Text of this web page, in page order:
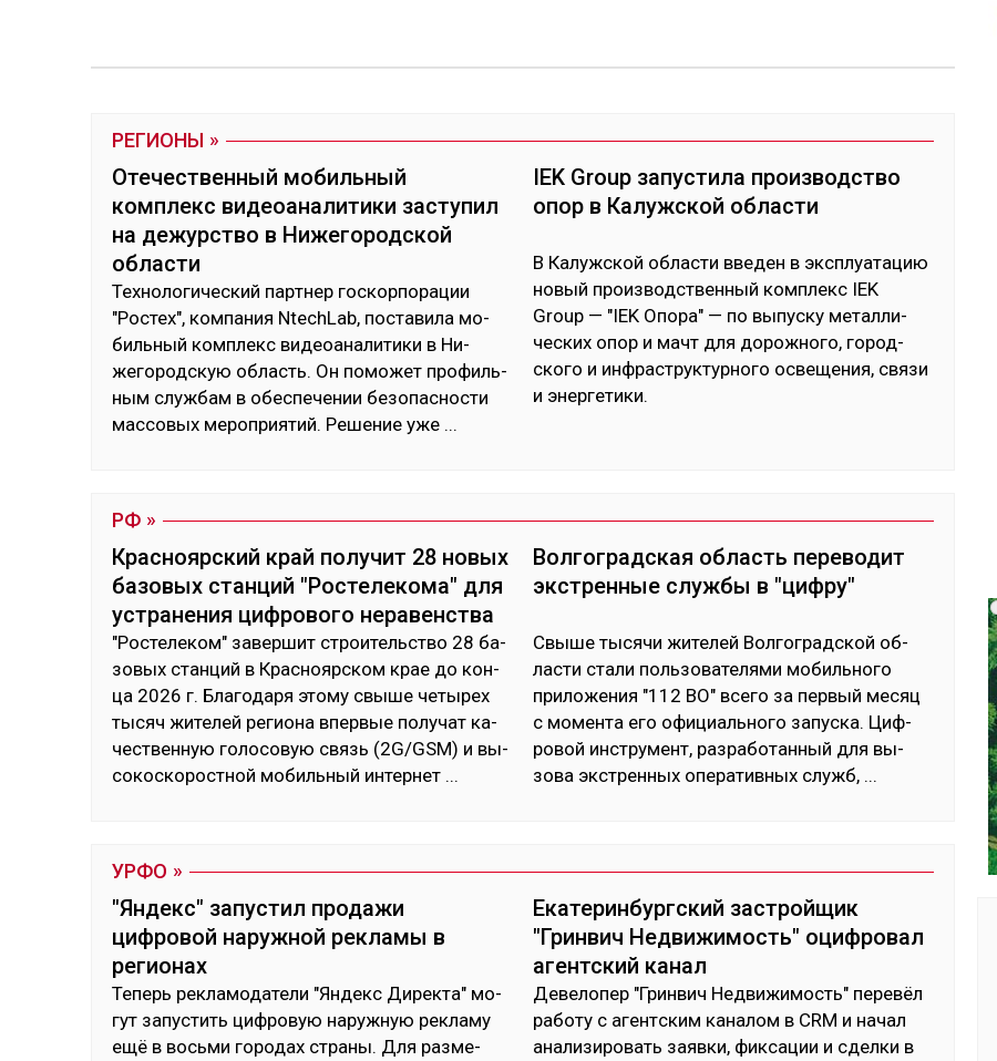
РЕГИОНЫ
Отечественный мобильный
комплекс видеоаналитики заступил
на дежурство в Нижегородской
области
Тех­но­логи­чес­кий пар­тнер гос­кор­по­рации
"Рос­тех", ком­па­ния NtechLab, пос­та­вила мо­
биль­ный ком­плекс ви­деоана­лити­ки в Ни­
жего­род­скую об­ласть. Он по­может про­филь­
ным служ­бам в обес­пе­чении бе­зопас­нос­ти
мас­со­вых ме­роп­рия­тий. Ре­шение уже ...
IEK Group запустила производство
опор в Калужской области
В Ка­луж­ской об­лас­ти вве­ден в экс­плуа­та­цию
но­вый произ­водс­твен­ный ком­плекс IEK
Group — "IEK Опо­ра" — по вы­пус­ку ме­тал­ли­
чес­ких опор и мачт для до­рож­но­го, го­род­
ско­го и ин­фраструк­тур­но­го ос­ве­щения, свя­зи
и энер­ге­тики.
РФ
Красноярский край получит 28 новых
базовых станций "Ростелекома" для
устранения цифрового неравенства
"Рос­те­леком" за­вер­шит строи­тель­ство 28 ба­
зовых стан­ций в Крас­нояр­ском крае до кон­
ца 2026 г. Бла­года­ря это­му свы­ше че­тырех
ты­сяч жи­телей ре­гио­на впер­вые по­лучат ка­
чес­твен­ную го­лосо­вую связь (2G/GSM) и вы­
сокос­ко­рос­тной мо­биль­ный ин­тер­нет ...
Волгоградская область переводит
экстренные службы в "цифру"
Свы­ше ты­сячи жи­телей Вол­гог­рад­ской об­
лас­ти ста­ли поль­зо­вате­лями мо­биль­но­го
при­ложе­ния "112 ВО" все­го за пер­вый ме­сяц
с мо­мен­та его офи­циаль­но­го за­пус­ка. Циф­
ро­вой инс­тру­мент, раз­ра­ботан­ный для вы­
зова экс­трен­ных опе­ратив­ных служб, ...
УРФО
"Яндекс" запустил продажи
цифровой наружной рекламы в
регионах
Те­перь рек­ла­мода­тели "Ян­декс Ди­рек­та" мо­
гут за­пус­тить циф­ро­вую на­руж­ную рек­ла­му
ещё в вось­ми го­родах стра­ны. Для раз­ме­
Екатеринбургский застройщик
"Гринвич Недвижимость" оцифровал
агентский канал
Де­вело­пер "Грин­вич Нед­ви­жимость" пе­ревёл
ра­боту с агент­ским ка­налом в CRM и на­чал
ана­лизи­ровать заяв­ки, фик­са­ции и сдел­ки в